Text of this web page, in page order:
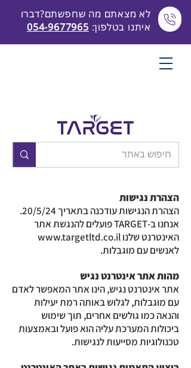
לא מצאתם מה שחפשתם?דברו
איתנו בטלפון: 054-9677965
הצהרת נגישות
הצהרת הנגישות עודכנה בתאריך 20/5/24.
אנחנו ב-TARGET פועלים להנגשת אתר
האינטרנט שלנוwww.targetltd.co.il
לאנשים עם מוגבלות.
מהות אתר אינטרנט נגיש
אתר אינטרנט נגיש, הינו אתר המאפשר לאדם
עם מוגבלות, לגלוש באותה רמת יעילות
והנאה כמו גולשים אחרים, תוך שימוש
ביכולות המערכת עליה הוא פועל ובאמצעות
טכנולוגיות מסייעות לנגישות.